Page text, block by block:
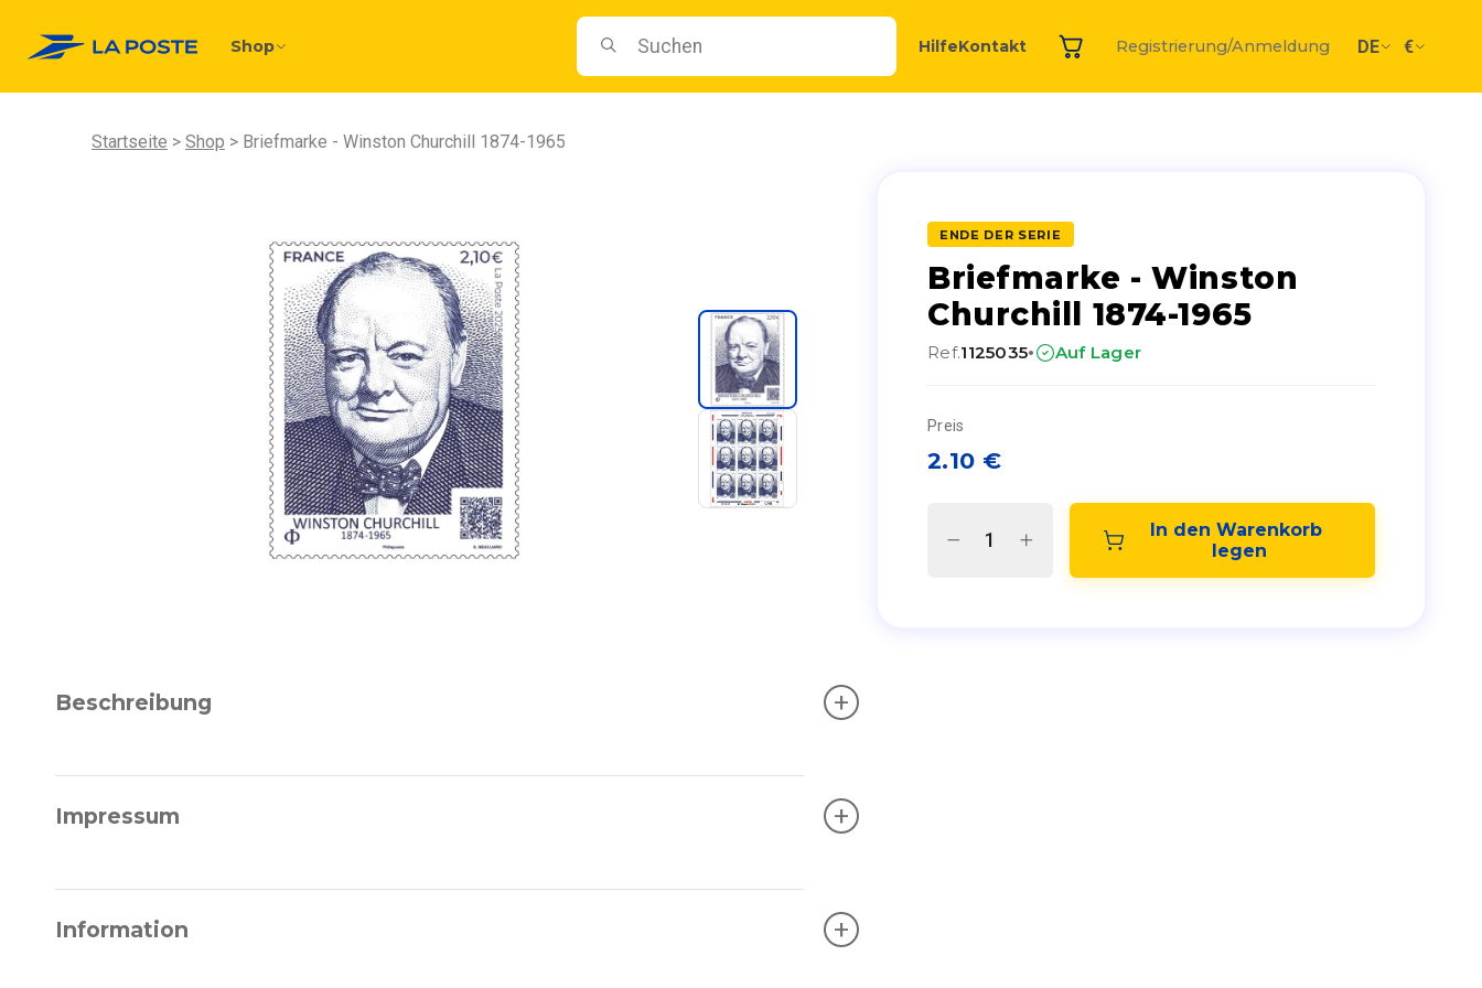
Shop HilfeKontakt Registrierung/Anmeldung DE €
Startseite Shop Briefmarke - Winston Churchill 1874-1965
ENDE DER SERIE
Briefmarke - Winston
Churchill 1874-1965
Ref.1125035· Auf Lager
Preis
2.10 €
In den Warenkorb
legen
Beschreibung +
Impressum +
Information +